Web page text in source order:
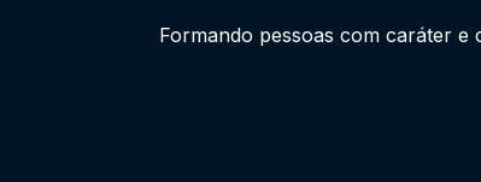
Formando pessoas com caráter e